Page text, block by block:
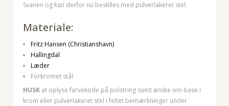
Svanen og kan derfor nu bestilles med pulverlakeret stel.
Materiale:
Fritz Hansen (Christianshavn)
Hallingdal
Læder
Forkromet stål
HUSK at oplyse farvekode på polstring samt ønske om base i
krom eller pulverlakeret stel i feltet bemærkninger under